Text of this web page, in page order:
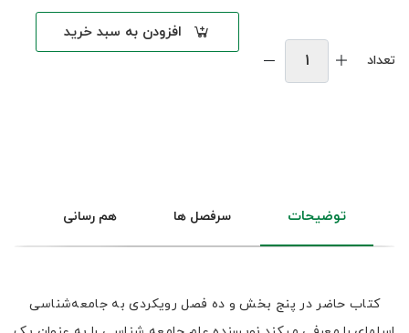
تعداد
افزودن به سبد خرید
توضیحات سرفصل ها هم رسانی
کتاب حاضر در پنج بخش و ده فصل رویکردی به جامعه‌شناسی